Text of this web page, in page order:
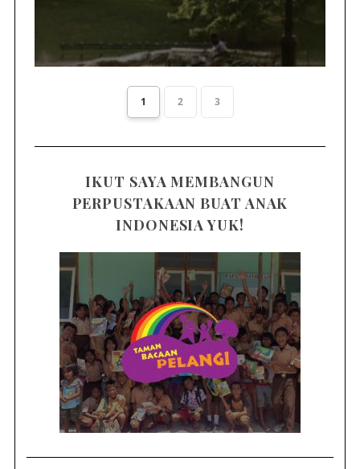
1 2 3
IKUT SAYA MEMBANGUN
PERPUSTAKAAN BUAT ANAK
INDONESIA YUK!